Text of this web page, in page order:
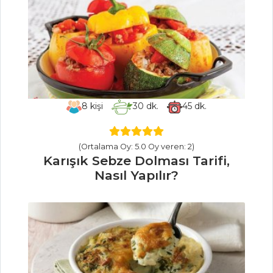
Eski Kaşarlı
Peynirli ve
Bezelyeli Bulgur
Pilavı Tarifi, Nasıl
Yapılır?
Kepekli Fit
Spagetti Tarifi,
Deniz Mahsullü
Makarna Tarifi,
Nasıl Yapılır?
Pilav ve Makarna
Tüm Tarifleri
MASTERCHEF
8 kişi 30 dk. 45dk.
(Ortalama Oy: 5.0 Oy veren: 2)
Karışık Sebze Dolması Tarifi,
Nasıl Yapılır?